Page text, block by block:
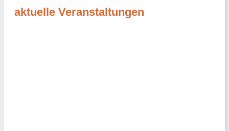
aktuelle Veranstaltungen